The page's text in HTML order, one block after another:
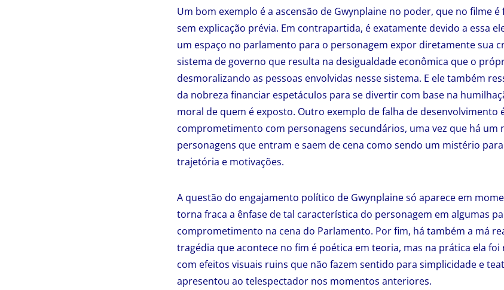
Um bom exemplo é a ascensão de Gwynplaine no poder, que no filme
sem explicação prévia. Em contrapartida, é exatamente devido a essa
um espaço no parlamento para o personagem expor diretamente sua
sistema de governo que resulta na desigualdade econômica que o
desmoralizando as pessoas envolvidas nesse sistema. E ele também
da nobreza financiar espetáculos para se divertir com base na
moral de quem é exposto. Outro exemplo de falha de desenvolvimento
comprometimento com personagens secundários, uma vez que há um
personagens que entram e saem de cena como sendo um mistério
trajetória e motivações.
A questão do engajamento político de Gwynplaine só aparece em
torna fraca a ênfase de tal característica do personagem em algumas
comprometimento na cena do Parlamento. Por fim, há também a má
tragédia que acontece no fim é poética em teoria, mas na prática ela
com efeitos visuais ruins que não fazem sentido para simplicidade e
apresentou ao telespectador nos momentos anteriores.